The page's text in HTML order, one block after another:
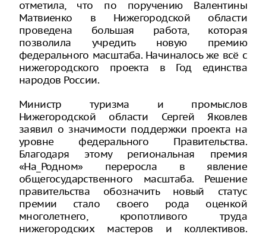
отметила, что по поручению Валентины
Матвиенко в Нижегородской области
проведена большая работа, которая
позволила учредить новую премию
федерального масштаба. Начиналось же всё с
нижегородского проекта в Год единства
народов России.
Министр туризма и промыслов
Нижегородской области Сергей Яковлев
заявил о значимости поддержки проекта на
уровне федерального Правительства.
Благодаря этому региональная премия
«На_Родном» переросла в явление
общегосударственного масштаба. Решение
правительства обозначить новый статус
премии стало своего рода оценкой
многолетнего, кропотливого труда
нижегородских мастеров и коллективов.